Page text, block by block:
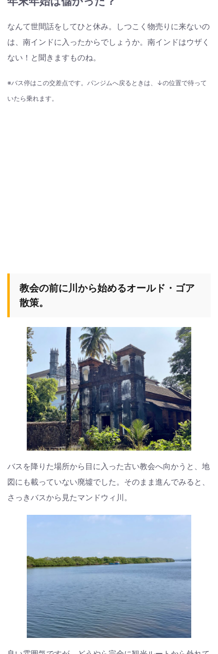
なんて世間話をしてひと休み。しつこく物売りに来ないの
は、南インドに入ったからでしょうか。南インドはウザく
ない！と聞きますものね。
※バス停はこの交差点です。パンジムへ戻るときは、↓の位置で待って
いたら乗れます。
教会の前に川から始めるオールド・ゴア
散策。
バスを降りた場所から目に入った古い教会へ向かうと、地
図にも載っていない廃墟でした。そのまま進んでみると、
さっきバスから見たマンドウィ川。